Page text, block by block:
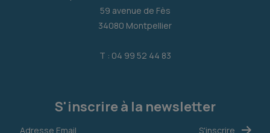
59 avenue de Fès
34080 Montpellier
T : 04 99 52 44 83
S'inscrire à la newsletter